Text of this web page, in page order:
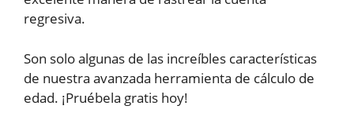
regresiva.
Son solo algunas de las increíbles características
de nuestra avanzada herramienta de cálculo de
edad. ¡Pruébela gratis hoy!